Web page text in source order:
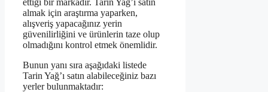
ettiği bir markadır. Tarin Yağ’ı satın
almak için araştırma yaparken,
alışveriş yapacağınız yerin
güvenilirliğini ve ürünlerin taze olup
olmadığını kontrol etmek önemlidir.
Bunun yanı sıra aşağıdaki listede
Tarin Yağ’ı satın alabileceğiniz bazı
yerler bulunmaktadır: